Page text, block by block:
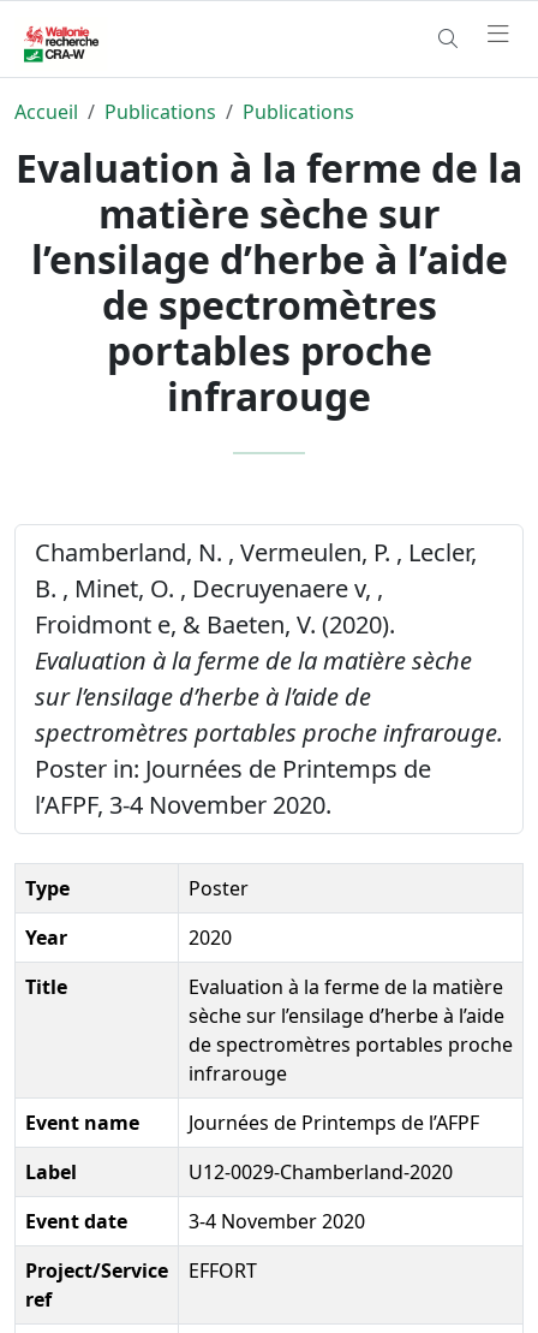
Accueil Publications Publications
Evaluation à la ferme de la
matière sèche sur
l’ensilage d’herbe à l’aide
de spectromètres
portables proche
infrarouge
Chamberland, N. , Vermeulen, P. , Lecler,
B. , Minet, O. , Decruyenaere v, ,
Froidmont e, & Baeten, V. (2020).
Evaluation à la ferme de la matière sèche
sur l’ensilage d’herbe à l’aide de
spectromètres portables proche infrarouge.
Poster in: Journées de Printemps de
l’AFPF, 3-4 November 2020.
Type
Poster
Year
2020
Title
Evaluation à la ferme de la matière
sèche sur l’ensilage d’herbe à l’aide
de spectromètres portables proche
infrarouge
Event name
Journées de Printemps de l’AFPF
Label
U12-0029-Chamberland-2020
Event date
3-4 November 2020
Project/Service
ref
EFFORT